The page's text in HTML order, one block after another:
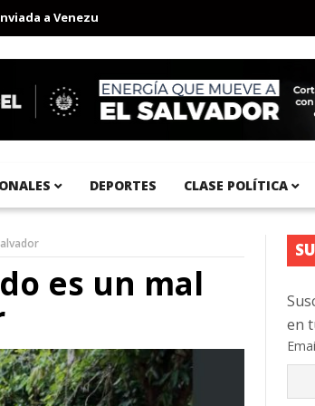
a Venezuela Aeropuerto Internacional del
DEPORTES CLASE POLÍTICA
es un mal
en